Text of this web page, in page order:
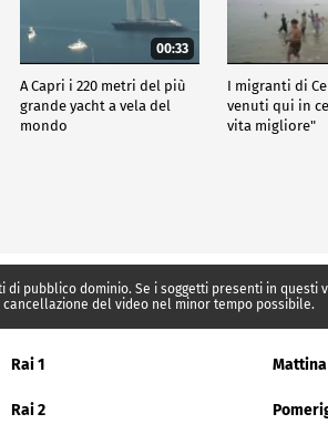
00:33
A Capri i 220 metri del più
grande yacht a vela del
mondo
I migranti di
venuti qui in
vita migliore"
pubblico dominio. Se i soggetti presenti in
del video nel minor tempo possibile.
Rai 1 Mattina
Rai 2